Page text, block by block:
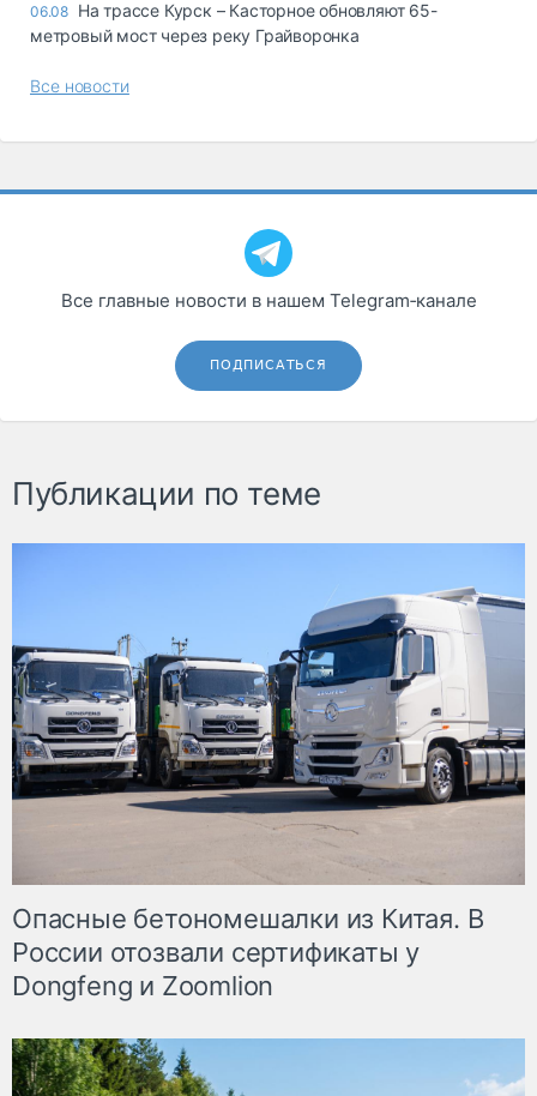
06.08 На трассе Курск – Касторное обновляют 65-
метровый мост через реку Грайворонка
Все новости
Все главные новости в нашем Telegram‑канале
ПОДПИСАТЬСЯ
Публикации по теме
Опасные бетономешалки из Китая. В
России отозвали сертификаты у
Dongfeng и Zoomlion